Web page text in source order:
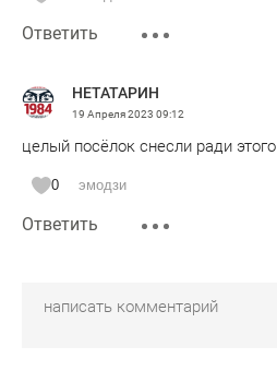
Ответить
НЕТАТАРИН
19 Апреля 2023 09:12
целый посёлок снесли ради этого
0 эмодзи
Ответить